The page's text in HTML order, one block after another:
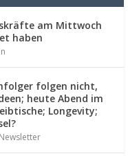
am Mittwoch
haben
folgen nicht,
heute Abend im
Longevity;
Newsletter